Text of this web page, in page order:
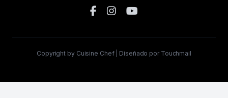
Copyright by Cuisine Chef | Diseñado por Touchmail